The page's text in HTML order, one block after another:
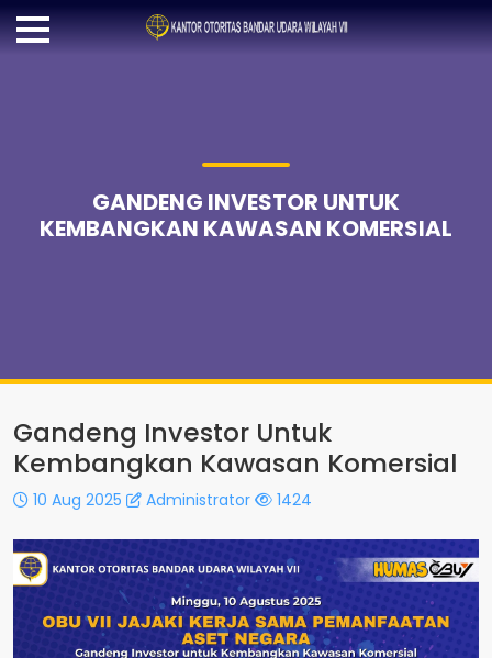
GANDENG INVESTOR UNTUK
KEMBANGKAN KAWASAN KOMERSIAL
Gandeng Investor Untuk
Kembangkan Kawasan Komersial
10 Aug 2025 Administrator 1424